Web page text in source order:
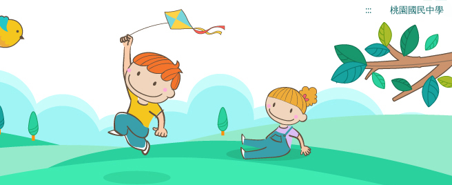
::: 桃園國民中學